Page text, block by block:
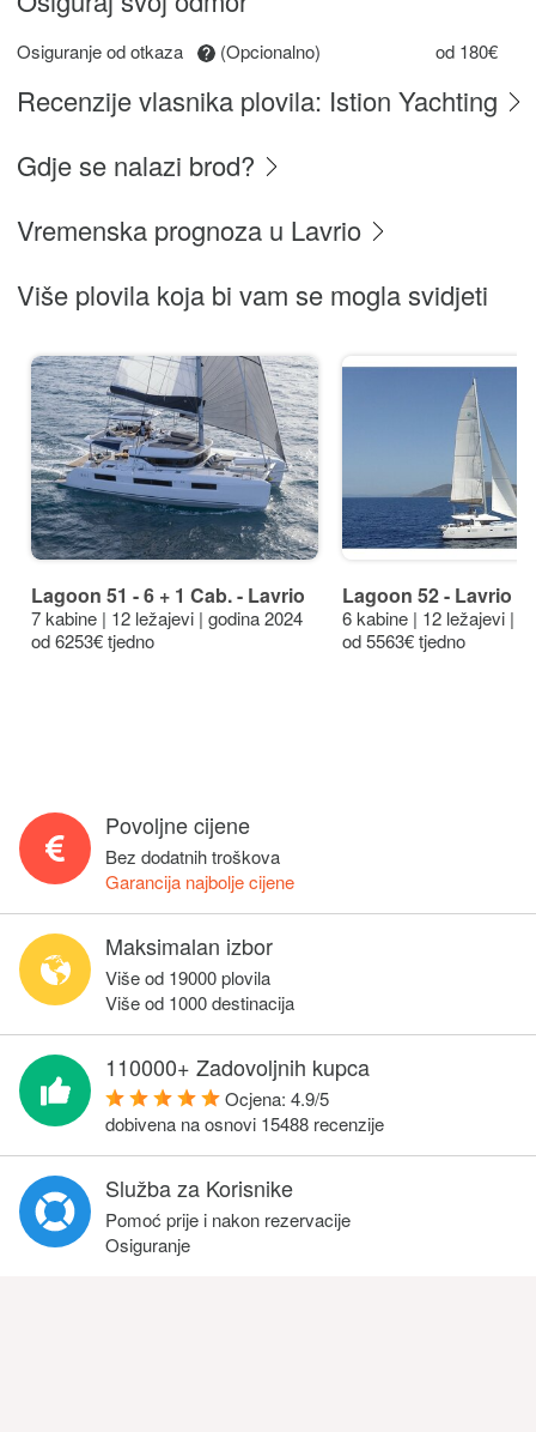
Osiguranje od otkaza (Opcionalno) od 180€
Recenzije vlasnika plovila: Istion Yachting
Gdje se nalazi brod?
Vremenska prognoza u Lavrio
Više plovila koja bi vam se mogla svidjeti
Lagoon 51 - 6 + 1 Cab. - Lavrio
7 kabine | 12 ležajevi | godina 2024
od 6253€ tjedno
Lagoon 52 - Lavrio
6 kabine | 12 ležajevi |
od 5563€ tjedno
Povoljne cijene
Bez dodatnih troškova
Garancija najbolje cijene
Maksimalan izbor
Više od 19000 plovila
Više od 1000 destinacija
110000+ Zadovoljnih kupca
Ocjena: 4.9/5
dobivena na osnovi 15488 recenzije
Služba za Korisnike
Pomoć prije i nakon rezervacije
Osiguranje